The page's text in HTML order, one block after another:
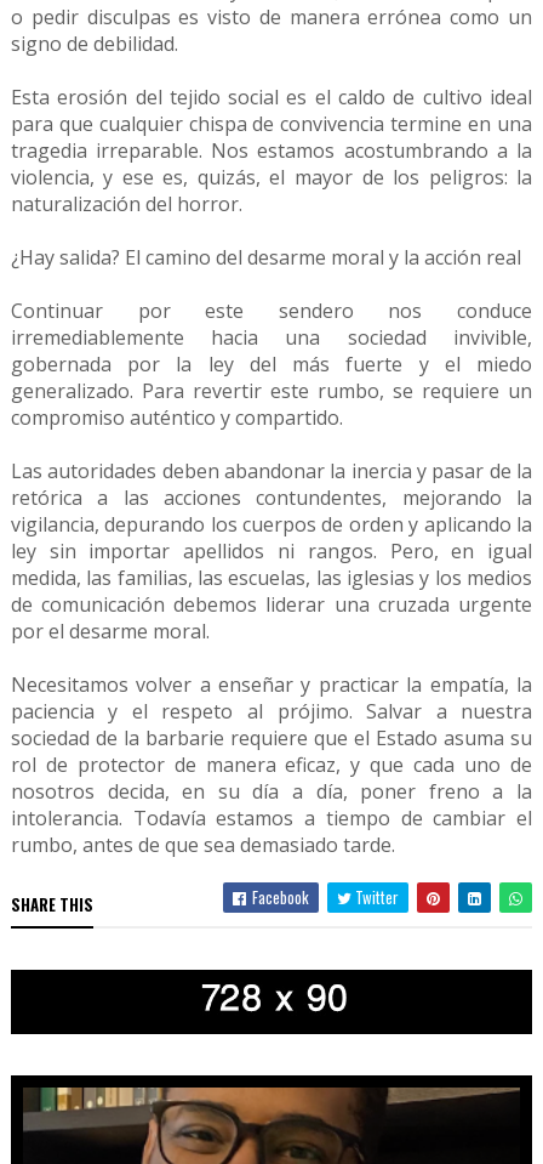
o pedir disculpas es visto de manera errónea como un
signo de debilidad.
Esta erosión del tejido social es el caldo de cultivo ideal
para que cualquier chispa de convivencia termine en una
tragedia irreparable. Nos estamos acostumbrando a la
violencia, y ese es, quizás, el mayor de los peligros: la
naturalización del horror.
¿Hay salida? El camino del desarme moral y la acción real
Continuar por este sendero nos conduce
irremediablemente hacia una sociedad invivible,
gobernada por la ley del más fuerte y el miedo
generalizado. Para revertir este rumbo, se requiere un
compromiso auténtico y compartido.
Las autoridades deben abandonar la inercia y pasar de la
retórica a las acciones contundentes, mejorando la
vigilancia, depurando los cuerpos de orden y aplicando la
ley sin importar apellidos ni rangos. Pero, en igual
medida, las familias, las escuelas, las iglesias y los medios
de comunicación debemos liderar una cruzada urgente
por el desarme moral.
Necesitamos volver a enseñar y practicar la empatía, la
paciencia y el respeto al prójimo. Salvar a nuestra
sociedad de la barbarie requiere que el Estado asuma su
rol de protector de manera eficaz, y que cada uno de
nosotros decida, en su día a día, poner freno a la
intolerancia. Todavía estamos a tiempo de cambiar el
rumbo, antes de que sea demasiado tarde.
SHARE THIS Facebook Twitter